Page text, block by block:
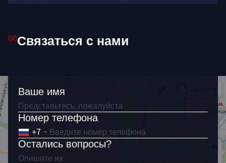
06Связаться с нами
Ваше имя
Номер телефона
+7
Остались вопросы?
персональных данных